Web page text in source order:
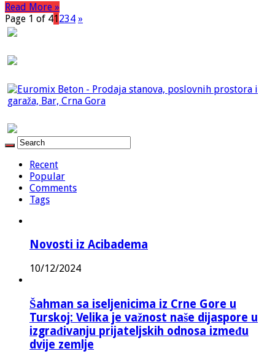
Read More »
Page 1 of 41234 »
Recent
Popular
Comments
Tags
Novosti iz Acibadema
10/12/2024
Šahman sa iseljenicima iz Crne Gore u
Turskoj: Velika je važnost naše dijaspore u
izgrađivanju prijateljskih odnosa između
dvije zemlje